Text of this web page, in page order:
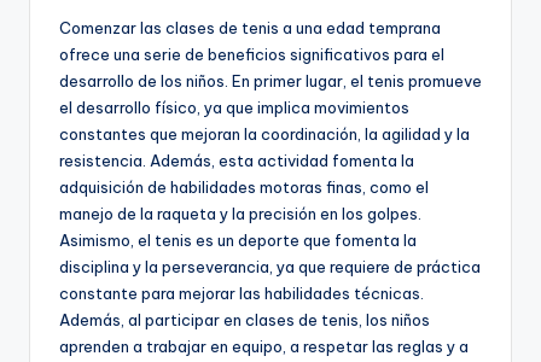
Comenzar las clases de tenis a una edad temprana
ofrece una serie de beneficios significativos para el
desarrollo de los niños. En primer lugar, el tenis promueve
el desarrollo físico, ya que implica movimientos
constantes que mejoran la coordinación, la agilidad y la
resistencia. Además, esta actividad fomenta la
adquisición de habilidades motoras finas, como el
manejo de la raqueta y la precisión en los golpes.
Asimismo, el tenis es un deporte que fomenta la
disciplina y la perseverancia, ya que requiere de práctica
constante para mejorar las habilidades técnicas.
Además, al participar en clases de tenis, los niños
aprenden a trabajar en equipo, a respetar las reglas y a